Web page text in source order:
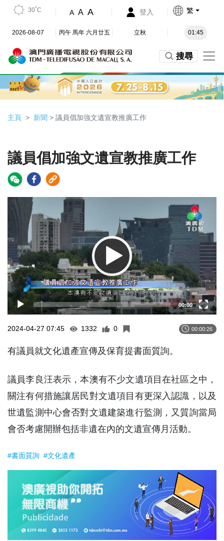
30˚C A A A 登入 繁
2026-08-07 丙午 馬年 六月廿五 立秋 01:45
搜尋
主頁 新聞 > 議員倡加強文遺宣教推廣工作
議員倡加強文遺宣教推廣工作
Player
00:00
2024-04-27 07:45 1332 0 00:00:26
有議員就文化遺產宣傳及保育提書面質詢。
議員李良汪表示，本澳有不少文遺項目在社區之中，
關注有何措施讓居民對文遺項目有更深入認識，以及
世遺監測中心會否對文遺建築進行監測，又質詢當局
會否考慮開辦包括非遺在內的文遺宣傳月活動。
#書面質詢 #文化遺產